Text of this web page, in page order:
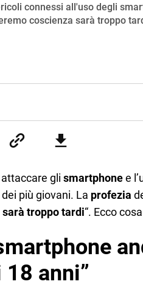
connessi all'uso degli
coscienza sarà troppo
mio pane quotidiano, i libri la mia via
gli smartphonee
più giovani. La profezia
sarà troppo tardi“. Ecco
anni”